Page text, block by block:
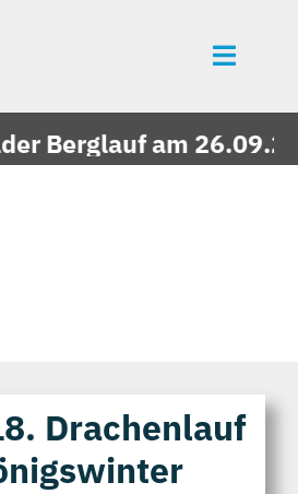
Toggle
Partner
Berglauf am
Drachenlauf